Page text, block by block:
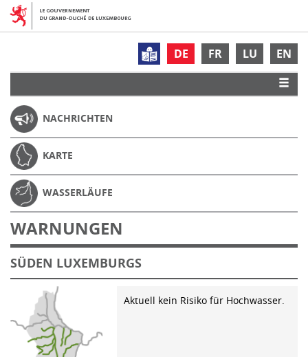
DE FR LU EN
NACHRICHTEN
KARTE
WASSERLÄUFE
WARNUNGEN
SÜDEN LUXEMBURGS
Aktuell kein Risiko für Hochwasser.